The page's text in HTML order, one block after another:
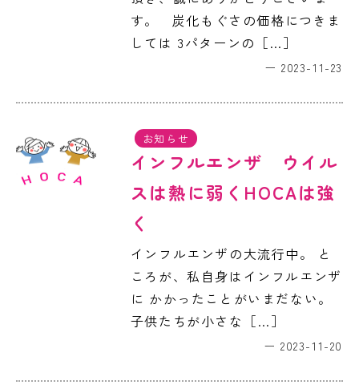
す。 炭化もぐさの価格につきま
しては 3パターンの［…］
2023-11-23
お知らせ
インフルエンザ ウイル
スは熱に弱くHOCAは強
く
インフルエンザの大流行中。 と
ころが、私自身はインフルエンザ
に かかったことがいまだない。
子供たちが小さな［…］
2023-11-20